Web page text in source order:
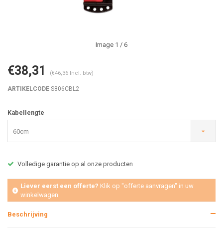
Image 1 / 6
€38,31 (€46,36 Incl. btw)
ARTIKELCODE S806CBL2
Kabellengte
60cm
Volledige garantie op al onze producten
Liever eerst een offerte? Klik op "offerte aanvragen" in uw
winkelwagen
Beschrijving